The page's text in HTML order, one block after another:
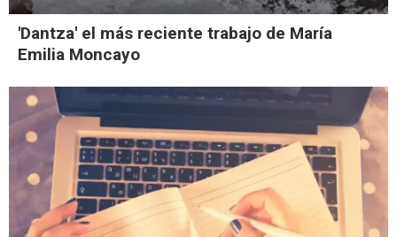
'Dantza' el más reciente trabajo de María
Emilia Moncayo